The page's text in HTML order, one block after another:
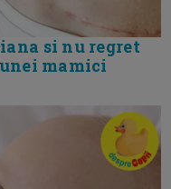
si nu regret
mamici